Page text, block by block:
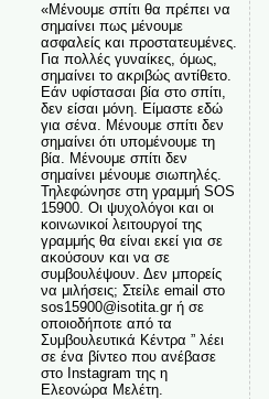
«Μένουμε σπίτι θα πρέπει να
σημαίνει πως μένουμε
ασφαλείς και προστατευμένες.
Για πολλές γυναίκες, όμως,
σημαίνει το ακριβώς αντίθετο.
Εάν υφίστασαι βία στο σπίτι,
δεν είσαι μόνη. Είμαστε εδώ
για σένα. Μένουμε σπίτι δεν
σημαίνει ότι υπομένουμε τη
βία. Μένουμε σπίτι δεν
σημαίνει μένουμε σιωπηλές.
Τηλεφώνησε στη γραμμή SOS
15900. Οι ψυχολόγοι και οι
κοινωνικοί λειτουργοί της
γραμμής θα είναι εκεί για σε
ακούσουν και να σε
συμβουλέψουν. Δεν μπορείς
να μιλήσεις; Στείλε email στο
sos15900@isotita.gr ή σε
οποιοδήποτε από τα
Συμβουλευτικά Κέντρα ” λέει
σε ένα βίντεο που ανέβασε
στο Instagram της η
Ελεονώρα Μελέτη.